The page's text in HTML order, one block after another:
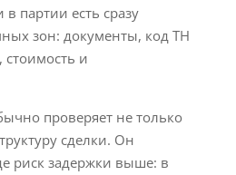
партии есть сразу
зон: документы, код ТН
и
проверяет не только
сделки. Он
риск задержки выше: в